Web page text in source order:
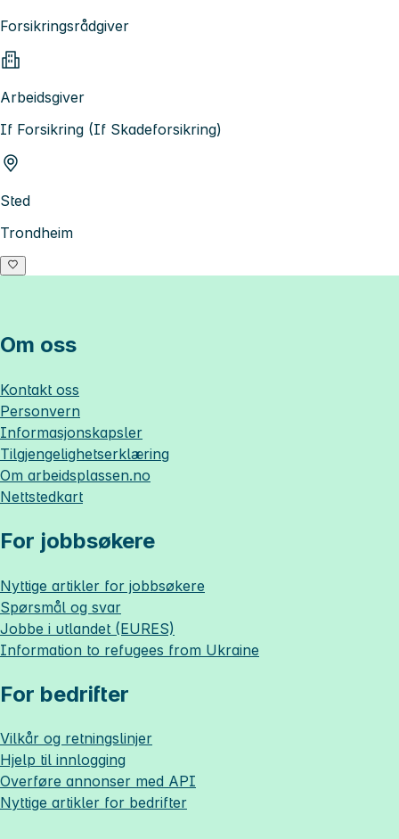
Forsikringsrådgiver
Arbeidsgiver
If Forsikring (If Skadeforsikring)
Sted
Trondheim
Om oss
Kontakt oss
Personvern
Informasjonskapsler
Tilgjengelighetserklæring
Om arbeidsplassen.no
Nettstedkart
For jobbsøkere
Nyttige artikler for jobbsøkere
Spørsmål og svar
Jobbe i utlandet (EURES)
Information to refugees from Ukraine
For bedrifter
Vilkår og retningslinjer
Hjelp til innlogging
Overføre annonser med API
Nyttige artikler for bedrifter